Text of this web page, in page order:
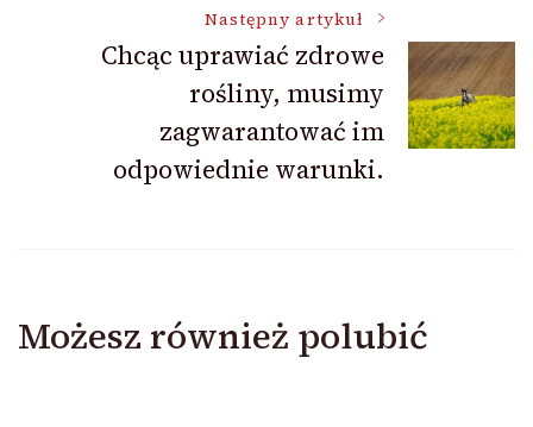
Następny artykuł
Chcąc uprawiać zdrowe
rośliny, musimy
zagwarantować im
odpowiednie warunki.
Możesz również polubić